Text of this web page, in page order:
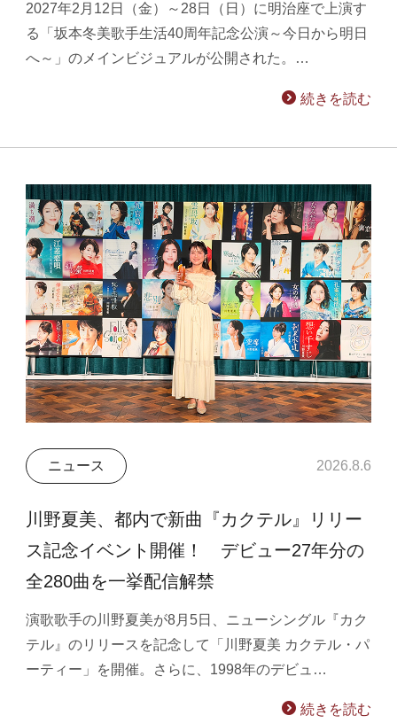
2027年2月12日（金）～28日（日）に明治座で上演す
る「坂本冬美歌手生活40周年記念公演～今日から明日
へ～」のメインビジュアルが公開された。…
続きを読む
ニュース 2026.8.6
川野夏美、都内で新曲『カクテル』リリー
ス記念イベント開催！ デビュー27年分の
全280曲を一挙配信解禁
演歌歌手の川野夏美が8月5日、ニューシングル『カク
テル』のリリースを記念して「川野夏美 カクテル・パ
ーティー」を開催。さらに、1998年のデビュ…
続きを読む